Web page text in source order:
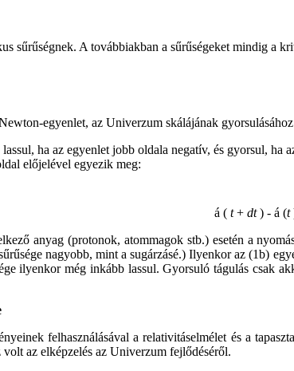
sűrűségnek. A továbbiakban a sűrűségeket mindig a
egyenlet, az Univerzum skálájának
ha az egyenlet jobb oldala negatív, és gyorsul, ha
előjelével egyezik meg:
á ( t+ dt) - á (t
anyag (protonok, atommagok stb.) esetén a
nagyobb, mint a sugárzásé.) Ilyenkor az (1b)
ilyenkor még inkább lassul. Gyorsuló tágulás csak
felhasználásával a relativitáselmélet és a
volt az elképzelés az Univerzum fejlődéséről.